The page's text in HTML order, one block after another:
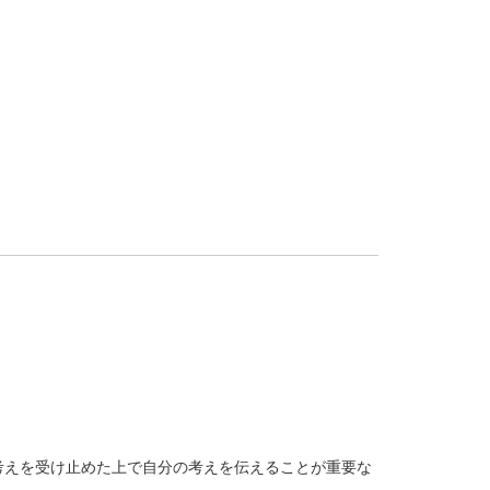
を受け止めた上で自分の考えを伝えることが重要な